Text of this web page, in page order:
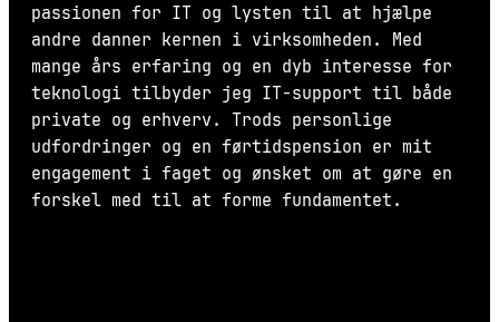
passionen for IT og lysten til at hjælpe
andre danner kernen i virksomheden. Med
mange års erfaring og en dyb interesse for
teknologi tilbyder jeg IT-support til både
private og erhverv. Trods personlige
udfordringer og en førtidspension er mit
engagement i faget og ønsket om at gøre en
forskel med til at forme fundamentet.